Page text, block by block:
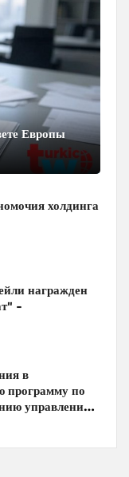
Европы
холдинга
награжден
-
в
программу по
управления